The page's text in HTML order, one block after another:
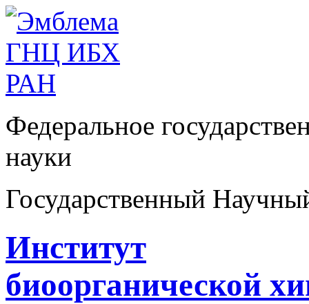
Федеральное
науки
Государственный
Институт
биоорганической